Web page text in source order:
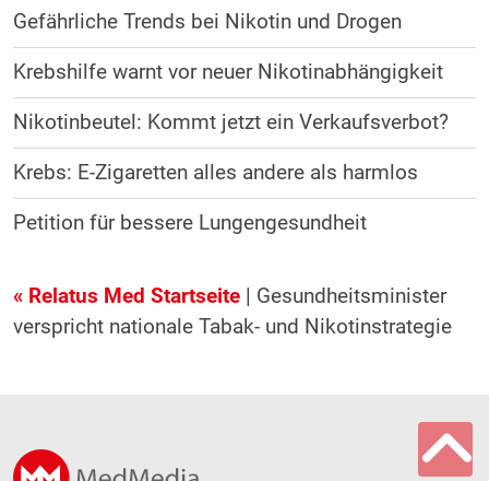
Gefährliche Trends bei Nikotin und Drogen
Krebshilfe warnt vor neuer Nikotinabhängigkeit
Nikotinbeutel: Kommt jetzt ein Verkaufsverbot?
Krebs: E-Zigaretten alles andere als harmlos
Petition für bessere Lungengesundheit
« Relatus Med Startseite| Gesundheitsminister
verspricht nationale Tabak- und Nikotinstrategie